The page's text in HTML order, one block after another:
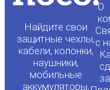
Найдите свои
защитные чехлы,
кабели, колонки,
наушники,
мобильные
аккумуляторы,
О
с